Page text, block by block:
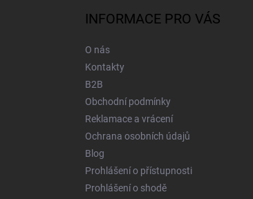
INFORMACE PRO VÁS
O nás
Kontakty
B2B
Obchodní podmínky
Reklamace a vrácení
Ochrana osobních údajů
Blog
Prohlášení o přístupnosti
Prohlášení o shodě